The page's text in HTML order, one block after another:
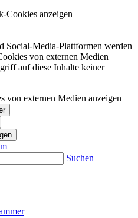
Cookies anzeigen
Social-Media-Plattformen werden
von externen Medien
auf diese Inhalte keiner
von externen Medien anzeigen
Suchen